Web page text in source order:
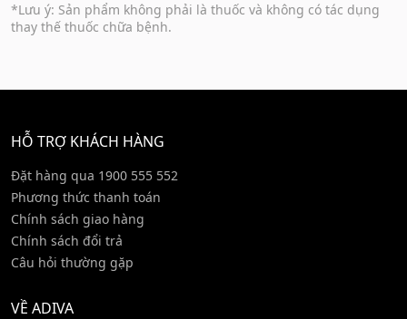
*Lưu ý: Sản phẩm không phải là thuốc và không có tác dụng
thay thế thuốc chữa bệnh.
HỖ TRỢ KHÁCH HÀNG
Đặt hàng qua 1900 555 552
Phương thức thanh toán
Chính sách giao hàng
Chính sách đổi trả
Câu hỏi thường gặp
VỀ ADIVA